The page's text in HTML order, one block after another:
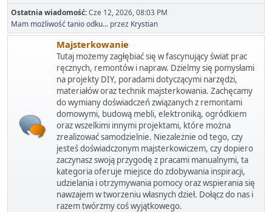
Ostatnia wiadomość:Cze 12, 2026, 08:03 PM
Mam możliwość tanio odku... przez Krystian
Majsterkowanie
Tutaj możemy zagłębiać się w fascynujący świat prac
ręcznych, remontów i napraw. Dzielmy się pomysłami
na projekty DIY, poradami dotyczącymi narzędzi,
materiałów oraz technik majsterkowania. Zachęcamy
do wymiany doświadczeń związanych z remontami
domowymi, budową mebli, elektroniką, ogródkiem
oraz wszelkimi innymi projektami, które można
zrealizować samodzielnie. Niezależnie od tego, czy
jesteś doświadczonym majsterkowiczem, czy dopiero
zaczynasz swoją przygodę z pracami manualnymi, ta
kategoria oferuje miejsce do zdobywania inspiracji,
udzielania i otrzymywania pomocy oraz wspierania się
nawzajem w tworzeniu własnych dzieł. Dołącz do nas i
razem twórzmy coś wyjątkowego.